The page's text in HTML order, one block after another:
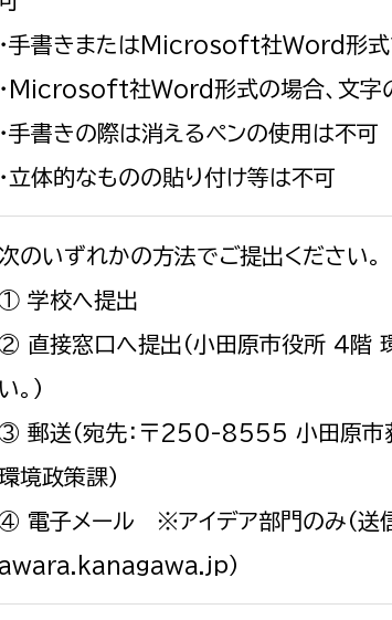
・手書きまたはMicrosoft社Word形式
・Microsoft社Word形式の場合、文字
・手書きの際は消えるペンの使用は不可
・立体的なものの貼り付け等は不可
次のいずれかの方法でご提出ください。
学校へ提出
直接窓口へ提出（小田原市役所 ４階
い。）
郵送（宛先：〒250-8555 小田原
境政策課）
電子メール ※アイデア部門のみ（
awara.kanagawa.jp）